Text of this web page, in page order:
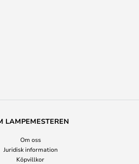
LAMPEMESTEREN
Om oss
Juridisk information
Köpvillkor